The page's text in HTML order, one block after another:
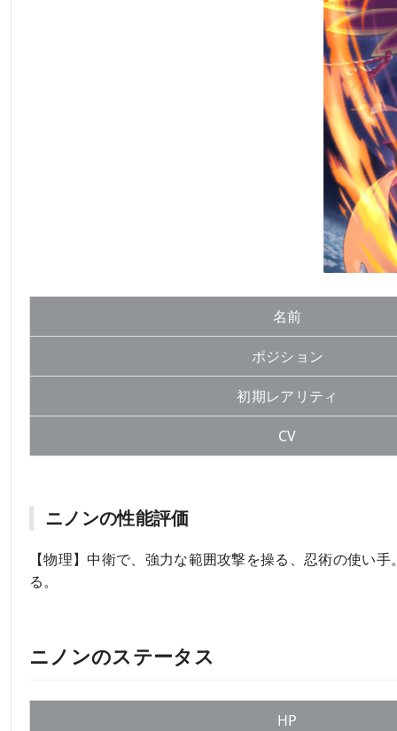
名前
ポジション
初期レアリティ
CV
ニノンの性能評価
【物理】中衛で、強力な範囲攻撃を操る、忍術の使い
る。
ニノンのステータス
HP